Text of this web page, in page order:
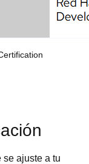
se ajuste a tu